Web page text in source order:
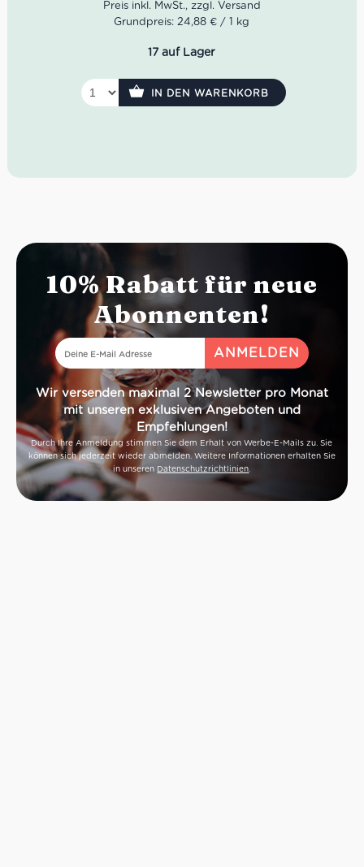
Grundpreis: 24,88 € / 1 kg
17 auf Lager
IN DEN WARENKORB
10% Rabatt für neue
Abonnenten!
Wir versenden maximal 2 Newsletter pro Monat
mit unseren exklusiven Angeboten und
Empfehlungen!
Durch Ihre Anmeldung stimmen Sie dem Erhalt von Werbe-E-Mails zu. Sie
können sich jederzeit wieder abmelden. Weitere Informationen erhalten Sie
in unseren Datenschutzrichtlinien